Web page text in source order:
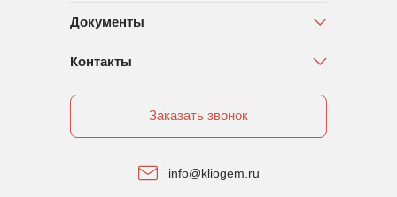
Документы
Контакты
Заказать звонок
info@kliogem.ru